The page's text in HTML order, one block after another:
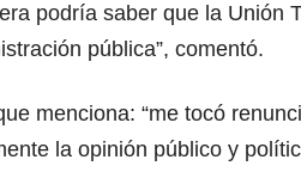
podría saber que la Unión
pública”, comentó.
menciona: “me tocó
la opinión público y